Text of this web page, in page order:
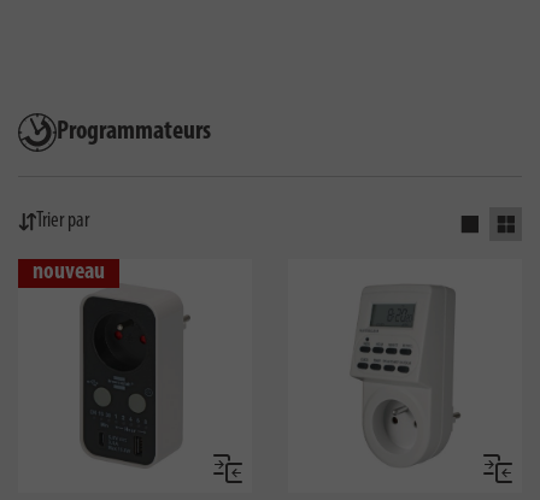
Programmateurs
Trier par Activer la
nouveau
Comparer